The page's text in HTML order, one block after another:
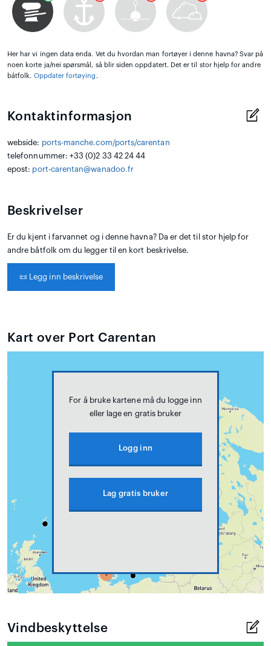
Her har vi ingen data enda. Vet du hvordan man fortøyer i denne havna? Svar på
noen korte ja/nei spørsmål, så blir siden oppdatert. Det er til stor hjelp for andre
båtfolk. Oppdater fortøying .
Kontaktinformasjon
webside: ports-manche.com/ports/carentan
telefonnummer: +33 (0)2 33 42 24 44
epost: port-carentan@wanadoo.fr
Beskrivelser
Er du kjent i farvannet og i denne havna? Da er det til stor hjelp for
andre båtfolk om du legger til en kort beskrivelse.
📜 Legg inn beskrivelse
Kart over Port Carentan
For å bruke kartene må du logge inn
eller lage en gratis bruker
Logg inn
Lag gratis bruker
Vindbeskyttelse